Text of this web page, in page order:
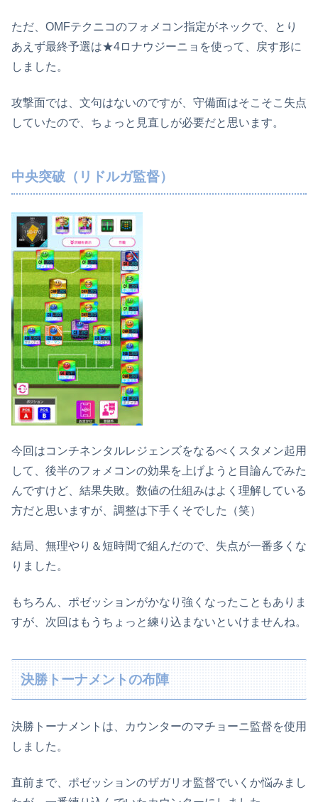
ただ、OMFテクニコのフォメコン指定がネックで、とり
あえず最終予選は★4ロナウジーニョを使って、戻す形に
しました。
攻撃面では、文句はないのですが、守備面はそこそこ失点
していたので、ちょっと見直しが必要だと思います。
中央突破（リドルガ監督）
今回はコンチネンタルレジェンズをなるべくスタメン起用
して、後半のフォメコンの効果を上げようと目論んでみた
んですけど、結果失敗。数値の仕組みはよく理解している
方だと思いますが、調整は下手くそでした（笑）
結局、無理やり＆短時間で組んだので、失点が一番多くな
りました。
もちろん、ポゼッションがかなり強くなったこともありま
すが、次回はもうちょっと練り込まないといけませんね。
決勝トーナメントの布陣
決勝トーナメントは、カウンターのマチョーニ監督を使用
しました。
直前まで、ポゼッションのザガリオ監督でいくか悩みまし